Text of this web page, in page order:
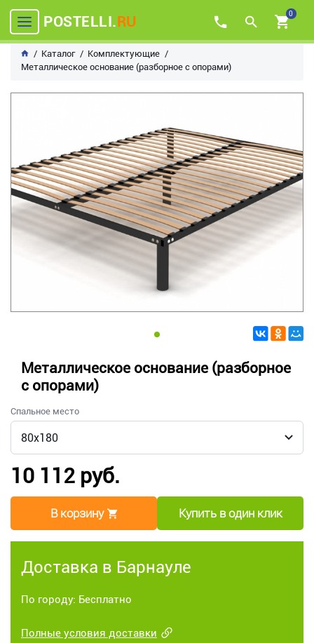
POSTELLI.RU 0
Каталог
Комплектующие
Металлическое основание (разборное с опорами)
Металлическое основание (разборное
с опорами)
Спальное место
10 112 руб.
В корзину Купить в один клик
Доставка в Барнауле
По городу: Бесплатно
Полные условия доставки